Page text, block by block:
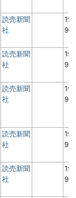
読売新聞
社
9
読売新聞
社
9
読売新聞
社
9
読売新聞
社
9
読売新聞
社
9